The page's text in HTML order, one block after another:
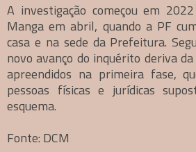
A investigação começou em
Manga em abril, quando a PF
casa e na sede da Prefeitura.
novo avanço do inquérito deriva
apreendidos na primeira fase,
pessoas físicas e jurídicas
esquema.
Fonte: DCM